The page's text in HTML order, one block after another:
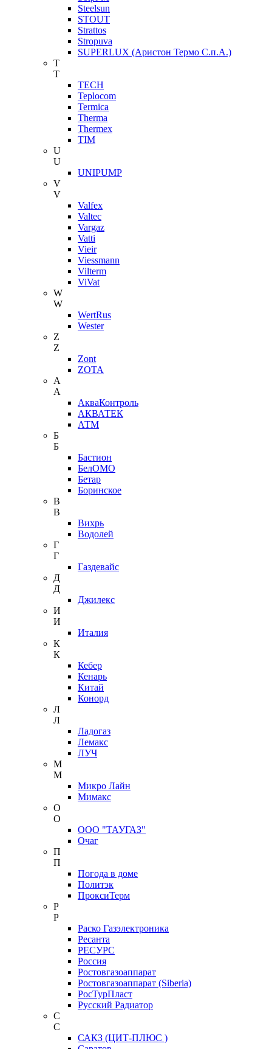
Steelsun
STOUT
Strattos
Stropuva
SUPERLUX (Аристон Термо С.п.А.)
T
T
TECH
Teplocom
Termica
Therma
Thermex
TIM
U
U
UNIPUMP
V
V
Valfex
Valtec
Vargaz
Vatti
Vieir
Viessmann
Vilterm
ViVat
W
W
WertRus
Wester
Z
Z
Zont
ZOTA
А
А
АкваКонтроль
АКВАТЕК
АТМ
Б
Б
Бастион
БелОМО
Бетар
Боринское
В
В
Вихрь
Водолей
Г
Г
Газдевайс
Д
Д
Джилекс
И
И
Италия
К
К
Кебер
Кенарь
Китай
Конорд
Л
Л
Ладогаз
Лемакс
ЛУЧ
М
М
Микро Лайн
Мимакс
О
О
ООО "ТАУГАЗ"
Очаг
П
П
Погода в доме
Политэк
ПроксиТерм
Р
Р
Раско Газэлектроника
Ресанта
РЕСУРС
Россия
Ростовгазоаппарат
Ростовгазоаппарат (Siberia)
РосТурПласт
Русский Радиатор
С
С
САКЗ (ЦИТ-ПЛЮС )